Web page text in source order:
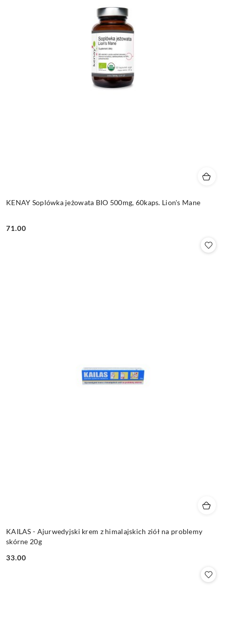
KENAY Soplówka jeżowata BIO 500mg, 60kaps. Lion's Mane
Cena:
71.00
KAILAS - Ajurwedyjski krem z himalajskich ziół na problemy
skórne 20g
Cena:
33.00